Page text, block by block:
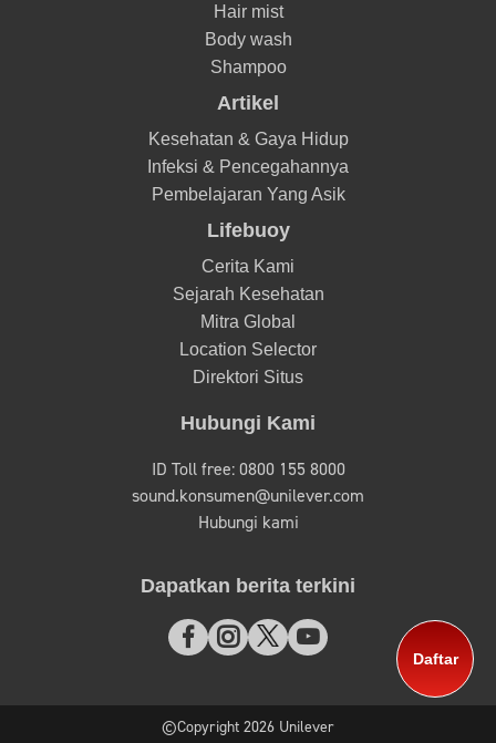
Daftar
Hair mist
Body wash
Shampoo
Artikel
Kesehatan & Gaya Hidup
Infeksi & Pencegahannya
Pembelajaran Yang Asik
Lifebuoy
Cerita Kami
Sejarah Kesehatan
Mitra Global
Location Selector
Direktori Situs
Hubungi Kami
ID Toll free: 0800 155 8000
sound.konsumen@unilever.com
Hubungi kami
Dapatkan berita terkini
©Copyright 2026 Unilever